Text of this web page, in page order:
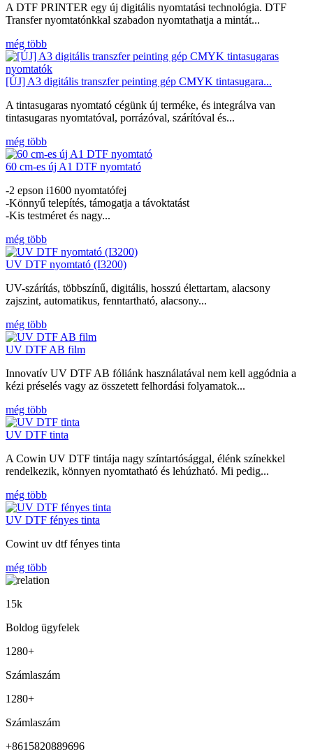
A DTF PRINTER egy új digitális nyomtatási technológia. DTF
Transfer nyomtatónkkal szabadon nyomtathatja a mintát...
még több
[ÚJ] A3 digitális transzfer peinting gép CMYK tintasugara...
A tintasugaras nyomtató cégünk új terméke, és integrálva van
tintasugaras nyomtatóval, porrázóval, szárítóval és...
még több
60 cm-es új A1 DTF nyomtató
-2 epson i1600 nyomtatófej
-Könnyű telepítés, támogatja a távoktatást
-Kis testméret és nagy...
még több
UV DTF nyomtató (I3200)
UV-szárítás, többszínű, digitális, hosszú élettartam, alacsony
zajszint, automatikus, fenntartható, alacsony...
még több
UV DTF AB film
Innovatív UV DTF AB fóliánk használatával nem kell aggódnia a
kézi préselés vagy az összetett felhordási folyamatok...
még több
UV DTF tinta
A Cowin UV DTF tintája nagy színtartósággal, élénk színekkel
rendelkezik, könnyen nyomtatható és lehúzható. Mi pedig...
még több
UV DTF fényes tinta
Cowint uv dtf fényes tinta
még több
15k
Boldog ügyfelek
1280+
Számlaszám
1280+
Számlaszám
+8615820889696